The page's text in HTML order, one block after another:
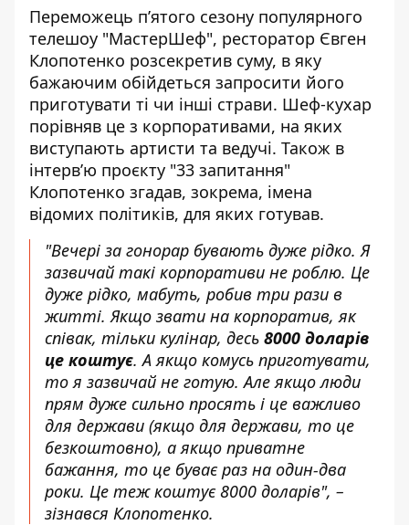
Переможець п’ятого сезону популярного
телешоу "МастерШеф", ресторатор Євген
Клопотенко розсекретив суму, в яку
бажаючим обійдеться запросити його
приготувати ті чи інші страви. Шеф-кухар
порівняв це з корпоративами, на яких
виступають артисти та ведучі. Також в
інтерв’ю проєкту "33 запитання"
Клопотенко згадав, зокрема, імена
відомих політиків, для яких готував.
"Вечері за гонорар бувають дуже рідко. Я
зазвичай такі корпоративи не роблю. Це
дуже рідко, мабуть, робив три рази в
житті. Якщо звати на корпоратив, як
співак, тільки кулінар, десь 8000 доларів
це коштує. А якщо комусь приготувати,
то я зазвичай не готую. Але якщо люди
прям дуже сильно просять і це важливо
для держави (якщо для держави, то це
безкоштовно), а якщо приватне
бажання, то це буває раз на один-два
роки. Це теж коштує 8000 доларів", –
зізнався Клопотенко.